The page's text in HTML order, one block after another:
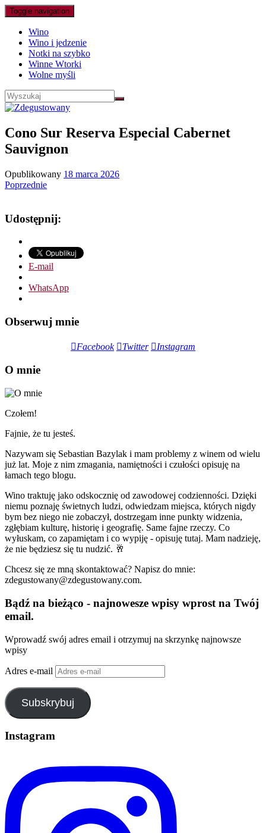
Toggle navigation
Wino
Wino i jedzenie
Notki na szybko
Winne Wtorki
Wolne myśli
Cono Sur Reserva Especial Cabernet
Sauvignon
Opublikowany 18 marca 2026
Poprzednie
Udostępnij:
E-mail
WhatsApp
Obserwuj mnie
Facebook Twitter Instagram
O mnie
Czołem!
Fajnie, że tu jesteś.
Nazywam się Sebastian Bazylak i mam problemy z winem od wielu
już lat. Moje z nim zmagania, namiętności i czułości opisuję na
łamach tego blogu.
Wino traktuję jako odskocznię od zawodowej codzienności. Dzięki
niemu poznaję świetnych ludzi, odwiedzam miejsca, których nigdy
bym bez niego nie zobaczył, dostrzegam inne punkty widzenia,
zgłębiam kulturę, historię i geografię. Same fajne rzeczy. Co
wyłuskam, co zapamiętam i co wypiję - opisuję tutaj. Mam nadzieję,
że nie będziesz się tu nudzić. 🥂
Chcesz się ze mną skontaktować? Napisz do mnie:
zdegustowany@zdegustowany.com.
Bądź na bieżąco - najnowesze wpisy wprost na Twój
email.
Wprowadź swój adres email i otrzymuj na skrzynkę najnowsze
wpisy
Adres e-mail
Subskrybuj
Instagram